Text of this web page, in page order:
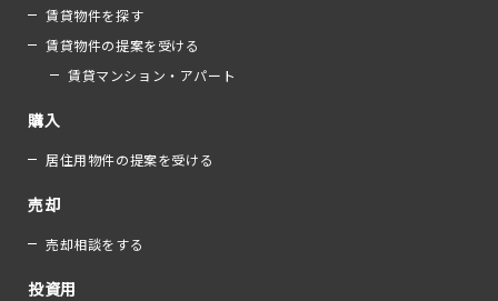
賃貸物件を探す
賃貸物件の提案を受ける
賃貸マンション・アパート
購入
居住用物件の提案を受ける
売却
売却相談をする
投資用